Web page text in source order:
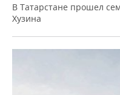
В Татарстане прошел
Хузина